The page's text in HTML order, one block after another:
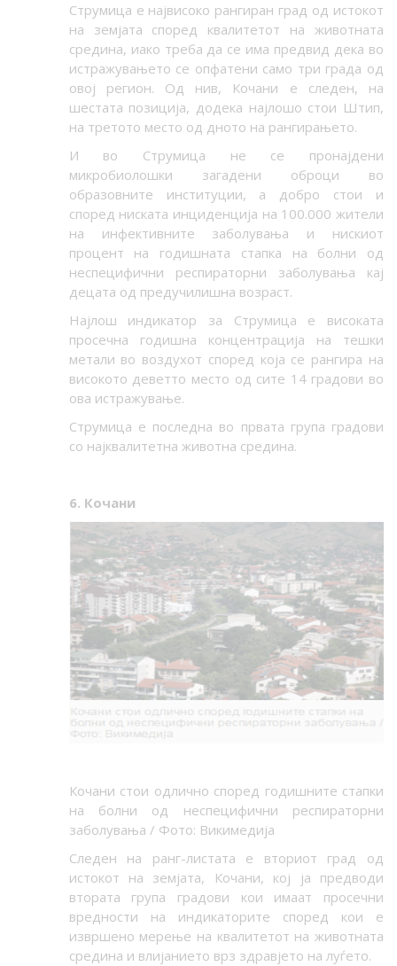
Струмица е највисоко рангиран град од истокот
на земјата според квалитетот на животната
средина, иако треба да се има предвид дека во
истражувањето се опфатени само три града од
овој регион. Од нив, Кочани е следен, на
шестата позиција, додека најлошо стои Штип,
на третото место од дното на рангирањето.
И во Струмица не се пронајдени
микробиолошки загадени оброци во
образовните институции, а добро стои и
според ниската инциденција на 100.000 жители
на инфективните заболувања и нискиот
процент на годишната стапка на болни од
неспецифични респираторни заболувања кај
децата од предучилишна возраст.
Најлош индикатор за Струмица е високата
просечна годишна концентрација на тешки
метали во воздухот според која се рангира на
високото деветто место од сите 14 градови во
ова истражување.
Струмица е последна во првата група градови
со најквалитетна животна средина.
6. Кочани
Кочани стои одлично според годишните стапки
на болни од неспецифични респираторни
заболувања / Фото: Викимедија
Следен на ранг-листата е вториот град од
истокот на земјата, Кочани, кој ја предводи
втората група градови кои имаат просечни
вредности на индикаторите според кои е
извршено мерење на квалитетот на животната
средина и влијанието врз здравјето на луѓето.